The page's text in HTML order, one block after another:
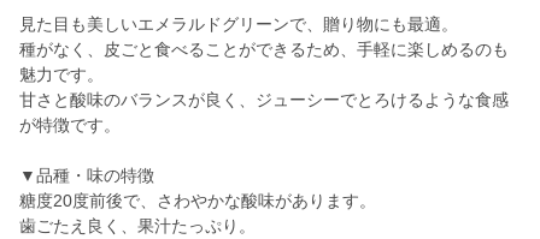
見た目も美しいエメラルドグリーンで、贈り物にも最適。
種がなく、皮ごと食べることができるため、手軽に楽しめるのも
魅力です。
甘さと酸味のバランスが良く、ジューシーでとろけるような食感
が特徴です。
▼品種・味の特徴
糖度20度前後で、さわやかな酸味があります。
歯ごたえ良く、果汁たっぷり。